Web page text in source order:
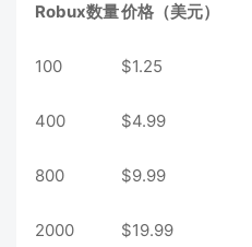
Robux数量价格（美元）
100 $1.25
400 $4.99
800 $9.99
2000 $19.99